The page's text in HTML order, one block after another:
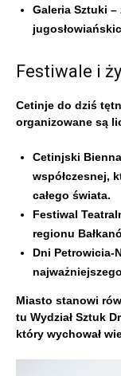
Galeria Sztuki
Festiwale i
Cetinje do dziś
organizowane są
Cetinjski
współczesnej,
całego świata.
Festiwal
regionu
Dni Petrowicia-
Miasto stanowi
tu Wydział Sztuk
który wychował